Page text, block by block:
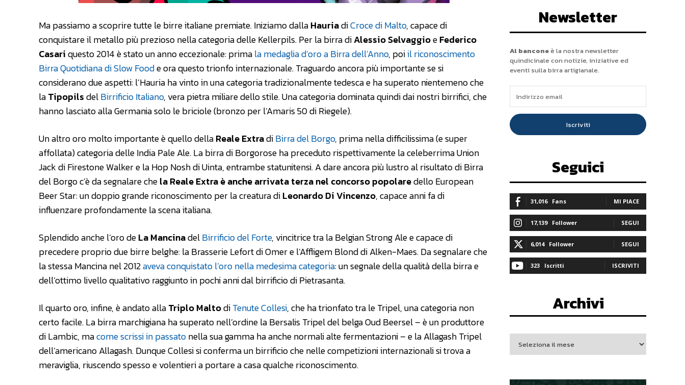
Ma passiamo a scoprire tutte le birre italiane premiate. Iniziamo dallaHauriadiCroce di Malto, capace di
conquistare il metallo più prezioso nella categoria delle Kellerpils. Per la birra diAlessio SelvaggioeFederico
Casariquesto 2014 è stato un anno eccezionale: primala medaglia d’oro a Birra dell’Anno, poiil riconoscimento
Birra Quotidiana di Slow Foode ora questo trionfo internazionale. Traguardo ancora più importante se si
considerano due aspetti: l’Hauria ha vinto in una categoria tradizionalmente tedesca e ha superato nientemeno che
laTipopilsdelBirrificio Italiano, vera pietra miliare dello stile. Una categoria dominata quindi dai nostri birrifici, che
hanno lasciato alla Germania solo le briciole (bronzo per l’Amaris 50 di Riegele).
Un altro oro molto importante è quello dellaReale ExtradiBirra del Borgo, prima nella difficilissima (e super
affollata) categoria delle India Pale Ale. La birra di Borgorose ha preceduto rispettivamente la celeberrima Union
Jack di Firestone Walker e la Hop Nosh di Uinta, entrambe statunitensi. A dare ancora più lustro al risultato di Birra
del Borgo c’è da segnalare chela Reale Extra è anche arrivata terza nel concorso popolaredello European
Beer Star: un doppio grande riconoscimento per la creatura diLeonardo Di Vincenzo, capace anni fa di
influenzare profondamente la scena italiana.
Splendido anche l’oro deLa MancinadelBirrificio del Forte, vincitrice tra la Belgian Strong Ale e capace di
precedere proprio due birre belghe: la Brasserie Lefort di Omer e l’Affligem Blond di Alken-Maes. Da segnalare che
la stessa Mancina nel 2012aveva conquistato l’oro nella medesima categoria: un segnale della qualità della birra e
dell’ottimo livello qualitativo raggiunto in pochi anni dal birrificio di Pietrasanta.
Il quarto oro, infine, è andato allaTriplo MaltodiTenute Collesi, che ha trionfato tra le Tripel, una categoria non
certo facile. La birra marchigiana ha superato nell’ordine la Bersalis Tripel del belga Oud Beersel – è un produttore
di Lambic, macome scrissi in passatonella sua gamma ha anche normali alte fermentazioni – e la Allagash Tripel
dell’americano Allagash. Dunque Collesi si conferma un birrificio che nelle competizioni internazionali si trova a
meraviglia, riuscendo spesso e volentieri a portare a casa qualche riconoscimento.
Newsletter
Al banconeè la nostra newsletter
quindicinale con notizie, iniziative ed
eventi sulla birra artigianale.
Iscriviti
Seguici
31,016 Fans MI PIACE
17,139 Follower SEGUI
6,014 Follower SEGUI
323 Iscritti ISCRIVITI
Archivi